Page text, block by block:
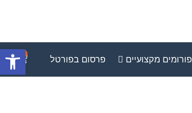
פורומים מקצועיים פרסום בפורטל פתח